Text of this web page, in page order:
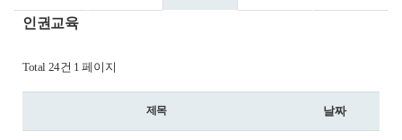
인권교육
Total 24건 1 페이지
제목 날짜